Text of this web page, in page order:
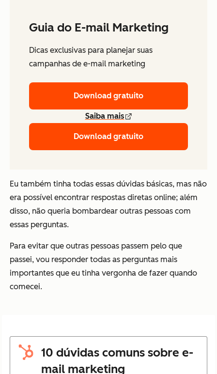
Guia do E-mail Marketing
Dicas exclusivas para planejar suas
campanhas de e-mail marketing
Download gratuito
Saiba mais
Download gratuito
Eu também tinha todas essas dúvidas básicas, mas não
era possível encontrar respostas diretas online; além
disso, não queria bombardear outras pessoas com
essas perguntas.
Para evitar que outras pessoas passem pelo que
passei, vou responder todas as perguntas mais
importantes que eu tinha vergonha de fazer quando
comecei.
10 dúvidas comuns sobre e-
mail marketing